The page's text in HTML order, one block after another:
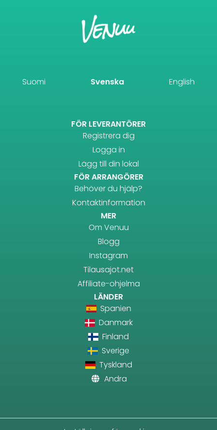
Suomi Svenska English
FÖR LEVERANTÖRER
Registrera dig
Logga in
Lägg till din lokal
FÖR ARRANGÖRER
Behöver du hjälp?
Kontaktinformation
MER
Om Venuu
Blogg
Instagram
Tilausajot.net
Affiliate-ohjelma
LÄNDER
Spanien
Danmark
Finland
Sverige
Tyskland
Andra